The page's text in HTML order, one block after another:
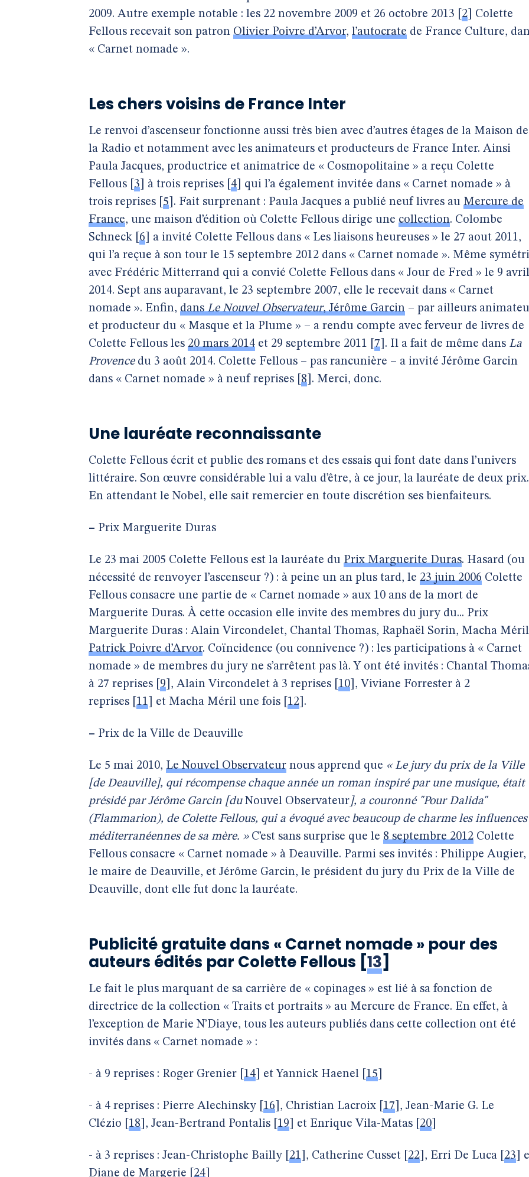
2009. Autre exemple notable : les 22 novembre 2009 et 26 octobre 2013
2
Colette
Fellous recevait son patron Olivier Poivre d’Arvor, l’autocrate de France Culture,
« Carnet nomade ».
Les chers voisins de France Inter
Le renvoi d’ascenseur fonctionne aussi très bien avec d’autres étages de la Maison de
la Radio et notamment avec les animateurs et producteurs de France Inter. Ainsi
Paula Jacques, productrice et animatrice de « Cosmopolitaine » a reçu Colette
Fellous 3 à trois reprises 4
qui l’a également invitée dans « Carnet nomade » à
trois reprises 5 . Fait surprenant : Paula Jacques a publié neuf livres au Mercure de
France, une maison d’édition où Colette Fellous dirige une collection. Colombe
Schneck 6
a invité Colette Fellous dans « Les liaisons heureuses » le 27 aout 2011,
qui l’a reçue à son tour le 15 septembre 2012 dans « Carnet nomade ». Même
avec Frédéric Mitterrand qui a convié Colette Fellous dans « Jour de Fred » le 9 avril
2014. Sept ans auparavant, le 23 septembre 2007, elle le recevait dans « Carnet
nomade ». Enfin, dansLe Nouvel Observateur, Jérôme Garcin – par ailleurs
et producteur du « Masque et la Plume » – a rendu compte avec ferveur de livres de
Colette Fellous les 20 mars 2014 et 29 septembre 2011 7 . Il a fait de même dans La
Provencedu 3 août 2014. Colette Fellous – pas rancunière – a invité Jérôme Garcin
dans « Carnet nomade » à neuf reprises 8 . Merci, donc.
Une lauréate reconnaissante
Colette Fellous écrit et publie des romans et des essais qui font date dans l’univers
littéraire. Son œuvre considérable lui a valu d’être, à ce jour, la lauréate de deux prix.
En attendant le Nobel, elle sait remercier en toute discrétion ses bienfaiteurs.
– Prix Marguerite Duras
Le 23 mai 2005 Colette Fellous est la lauréate du Prix Marguerite Duras. Hasard (ou
nécessité de renvoyer l’ascenseur ?) : à peine un an plus tard, le 23 juin 2006 Colette
Fellous consacre une partie de « Carnet nomade » aux 10 ans de la mort de
Marguerite Duras. À cette occasion elle invite des membres du jury du... Prix
Marguerite Duras : Alain Vircondelet, Chantal Thomas, Raphaël Sorin, Macha
Patrick Poivre d’Arvor. Coïncidence (ou connivence ?) : les participations à « Carnet
nomade » de membres du jury ne s’arrêtent pas là. Y ont été invités : Chantal
à 27 reprises 9 , Alain Vircondelet à 3 reprises 10 , Viviane Forrester à 2
reprises 11 et Macha Méril une fois 12 .
– Prix de la Ville de Deauville
Le 5 mai 2010, Le Nouvel Observateur nous apprend que « Le jury du prix de la Ville
[de Deauville], qui récompense chaque année un roman inspiré par une musique, était
présidé par Jérôme Garcin [du Nouvel Observateur], a couronné "Pour Dalida"
(Flammarion), de Colette Fellous, qui a évoqué avec beaucoup de charme les influences
méditerranéennes de sa mère. »C’est sans surprise que le 8 septembre 2012 Colette
Fellous consacre « Carnet nomade » à Deauville. Parmi ses invités : Philippe Augier,
le maire de Deauville, et Jérôme Garcin, le président du jury du Prix de la Ville de
Deauville, dont elle fut donc la lauréate.
Publicité gratuite dans « Carnet nomade » pour des
auteurs édités par Colette Fellous [13]
Le fait le plus marquant de sa carrière de « copinages » est lié à sa fonction de
directrice de la collection « Traits et portraits » au Mercure de France. En effet, à
l’exception de Marie N’Diaye, tous les auteurs publiés dans cette collection ont été
invités dans « Carnet nomade » :
- à 9 reprises : Roger Grenier 14 et Yannick Haenel 15
- à 4 reprises : Pierre Alechinsky 16 , Christian Lacroix 17 , Jean-Marie G. Le
Clézio
18 , Jean-Bertrand Pontalis 19 et Enrique Vila-Matas 20
- à 3 reprises : Jean-Christophe Bailly 21 , Catherine Cusset 22 , Erri De Luca 23
Diane de Margerie
24